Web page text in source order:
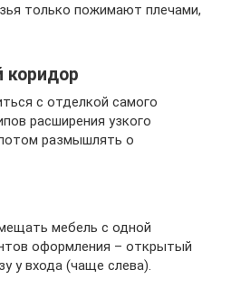
только пожимают плечами,
коридор
с отделкой самого
расширения узкого
размышлять о
мебель с одной
оформления – открытый
у входа (чаще слева).